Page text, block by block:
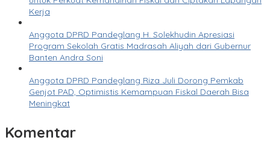
Kerja
Anggota DPRD Pandeglang H. Solekhudin Apresiasi
Program Sekolah Gratis Madrasah Aliyah dari Gubernur
Banten Andra Soni
Anggota DPRD Pandeglang Riza Juli Dorong Pemkab
Genjot PAD, Optimistis Kemampuan Fiskal Daerah Bisa
Meningkat
Komentar